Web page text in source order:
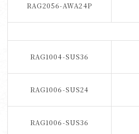
RAG2056-AWA24P
RAG1004-SUS36
RAG1006-SUS24
RAG1006-SUS36